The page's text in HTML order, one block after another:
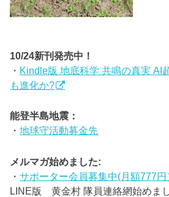
10/24新刊発売中！
・ Kindle版 地底科学 共鳴の真実 AI
も進化か?
能登半島地震：
・地球守活動募金先
メルマガ始めました:
・サポーター会員募集中(月額777円
LINE版 黄金村 隊員連絡網始めまし